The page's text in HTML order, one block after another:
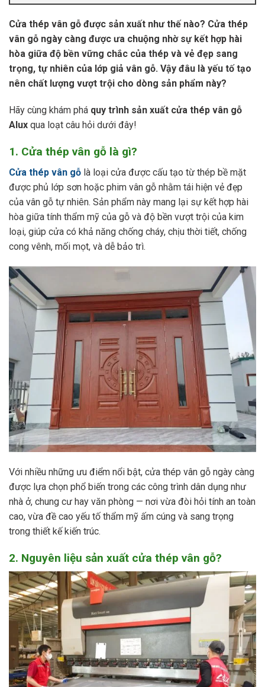
Cửa thép vân gỗ được sản xuất như thế nào? Cửa thép
vân gỗ ngày càng được ưa chuộng nhờ sự kết hợp hài
hòa giữa độ bền vững chắc của thép và vẻ đẹp sang
trọng, tự nhiên của lớp giả vân gỗ. Vậy đâu là yếu tố tạo
nên chất lượng vượt trội cho dòng sản phẩm này?
Hãy cùng khám phá quy trình sản xuất cửa thép vân gỗ
Alux qua loạt câu hỏi dưới đây!
1. Cửa thép vân gỗ là gì?
Cửa thép vân gỗ là loại cửa được cấu tạo từ thép bề mặt
được phủ lớp sơn hoặc phim vân gỗ nhằm tái hiện vẻ đẹp
của vân gỗ tự nhiên. Sản phẩm này mang lại sự kết hợp hài
hòa giữa tính thẩm mỹ của gỗ và độ bền vượt trội của kim
loại, giúp cửa có khả năng chống cháy, chịu thời tiết, chống
cong vênh, mối mọt, và dễ bảo trì.
Với nhiều những ưu điểm nổi bật, cửa thép vân gỗ ngày càng
được lựa chọn phổ biến trong các công trình dân dụng như
nhà ở, chung cư hay văn phòng — nơi vừa đòi hỏi tính an toàn
cao, vừa đề cao yếu tố thẩm mỹ ấm cúng và sang trọng
trong thiết kế kiến trúc.
2. Nguyên liệu sản xuất cửa thép vân gỗ?